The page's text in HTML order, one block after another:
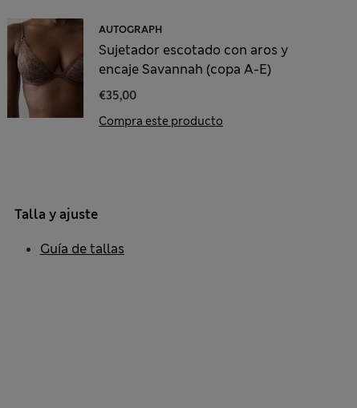
AUTOGRAPH
Sujetador escotado con aros y
encaje Savannah (copa A-E)
€35,00
Compra este producto
Talla y ajuste
Guía de tallas